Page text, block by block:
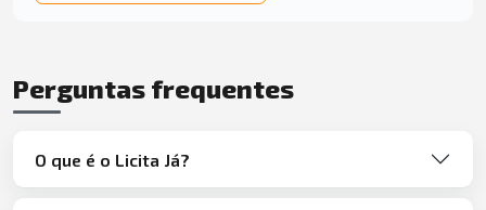
Perguntas frequentes
O que é o Licita Já?